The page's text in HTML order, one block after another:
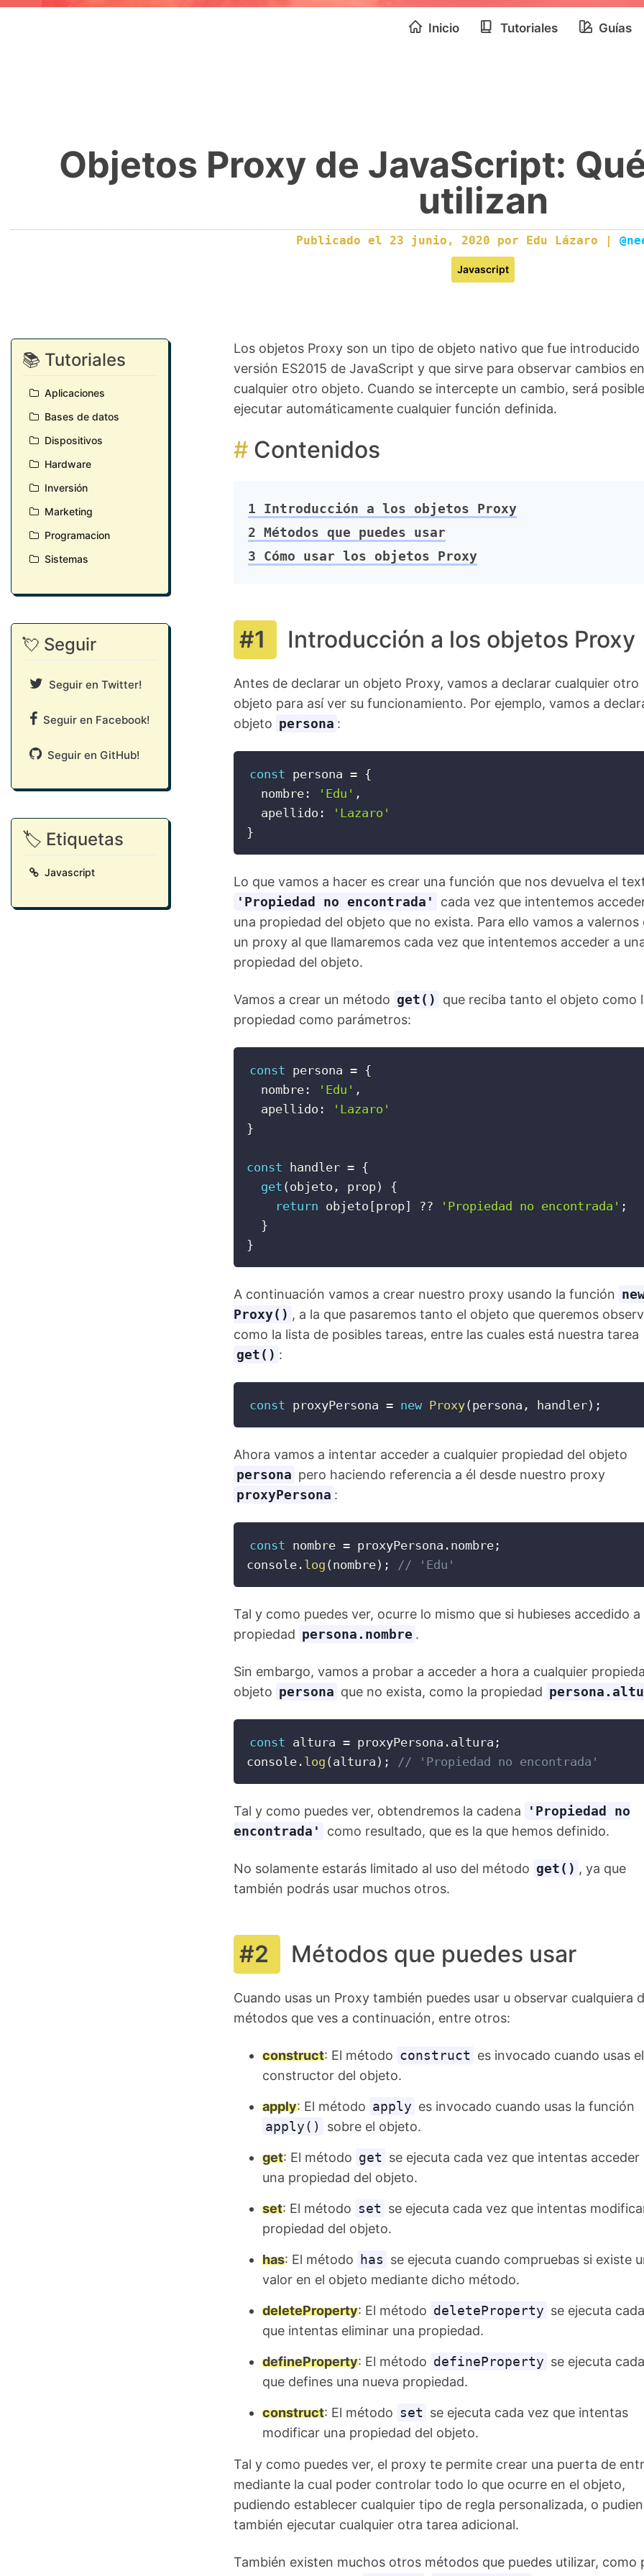
Inicio Tutoriales Guías
Objetos Proxy de JavaScript:
utilizan
Publicado el 23 junio, 2020 por Edu Lázaro |
Javascript
📚 Tutoriales
Aplicaciones
Bases de datos
Dispositivos
Hardware
Inversión
Marketing
Programacion
Sistemas
💘 Seguir
Seguir en Twitter!
Seguir en Facebook!
Seguir en GitHub!
🏷️ Etiquetas
Javascript
Los objetos Proxy son un tipo de objeto nativo que fue introducido
versión ES2015 de JavaScript y que sirve para observar cambios en
cualquier otro objeto. Cuando se intercepte un cambio, será posible
ejecutar automáticamente cualquier función definida.
Contenidos
1 Introducción a los objetos Proxy
2 Métodos que puedes usar
3 Cómo usar los objetos Proxy
Introducción a los objetos Proxy
Antes de declarar un objeto Proxy, vamos a declarar cualquier otro
objeto para así ver su funcionamiento. Por ejemplo, vamos a
objeto persona :
const persona = {
  nombre
: 'Edu' ,
  apellido
:
'Lazaro'
}
Lo que vamos a hacer es crear una función que nos devuelva el
'Propiedad no encontrada'
cada vez que intentemos
una propiedad del objeto que no exista. Para ello vamos a valernos
un proxy al que llamaremos cada vez que intentemos acceder a
propiedad del objeto.
Vamos a crear un método get()
que reciba tanto el objeto como
propiedad como parámetros:
const persona = {
  nombre
: 'Edu' ,
  apellido
:
'Lazaro'
}
const handler = {
get (objeto , prop)
{
return objeto [prop] ?? 'Propiedad no encontrada' ;
}
}
A continuación vamos a crear nuestro proxy usando la función
Proxy() , a la que pasaremos tanto el objeto que queremos
como la lista de posibles tareas, entre las cuales está nuestra tarea
get() :
const proxyPersona = new Proxy(persona , handler) ;
Ahora vamos a intentar acceder a cualquier propiedad del objeto
persona pero haciendo referencia a él desde nuestro proxy
proxyPersona :
const nombre = proxyPersona . nombre;
console. log (nombre) ; // 'Edu'
Tal y como puedes ver, ocurre lo mismo que si hubieses accedido a
propiedad persona.nombre .
Sin embargo, vamos a probar a acceder a hora a cualquier
objeto persona que no exista, como la propiedad
const altura = proxyPersona . altura ;
console. log (altura ) ; // 'Propiedad no encontrada'
Tal y como puedes ver, obtendremos la cadena
'Propiedad no
encontrada'
como resultado, que es la que hemos definido.
No solamente estarás limitado al uso del método get() , ya que
también podrás usar muchos otros.
Métodos que puedes usar
Cuando usas un Proxy también puedes usar u observar cualquiera
métodos que ves a continuación, entre otros:
construct: El método construct es invocado cuando usas el
constructor del objeto.
apply: El método apply es invocado cuando usas la función
apply()
sobre el objeto.
get: El método get se ejecuta cada vez que intentas acceder
una propiedad del objeto.
set: El método set se ejecuta cada vez que intentas
propiedad del objeto.
has: El método has se ejecuta cuando compruebas si existe
valor en el objeto mediante dicho método.
deleteProperty: El método deleteProperty se ejecuta
que intentas eliminar una propiedad.
defineProperty: El método defineProperty se ejecuta
que defines una nueva propiedad.
construct: El método set se ejecuta cada vez que intentas
modificar una propiedad del objeto.
Tal y como puedes ver, el proxy te permite crear una puerta de
mediante la cual poder controlar todo lo que ocurre en el objeto,
pudiendo establecer cualquier tipo de regla personalizada, o
también ejecutar cualquier otra tarea adicional.
También existen muchos otros métodos que puedes utilizar, como